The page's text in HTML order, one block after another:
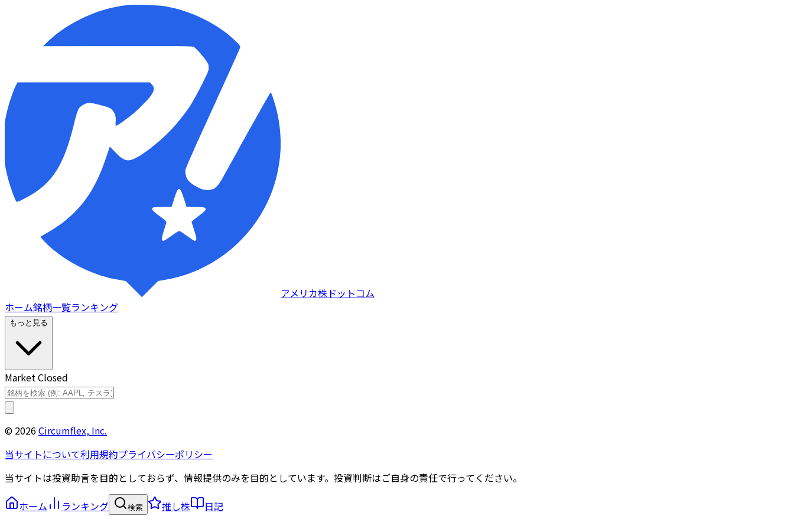
アメリカ株ドットコム
ホーム銘柄一覧ランキング
もっと見る
Market Closed
© 2026Circumflex, Inc.
当サイトについて利用規約プライバシーポリシー
当サイトは投資助言を目的としておらず、情報提供のみを目的としています。投資判断はご自身の責任で行ってください。
ホーム
ランキング 検索 推し株 日記